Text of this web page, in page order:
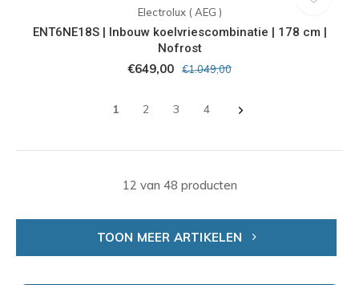
Electrolux ( AEG )
ENT6NE18S | Inbouw koelvriescombinatie | 178 cm |
Nofrost
€649,00 €1.049,00
1 2 3 4
12 van 48 producten
TOON MEER ARTIKELEN